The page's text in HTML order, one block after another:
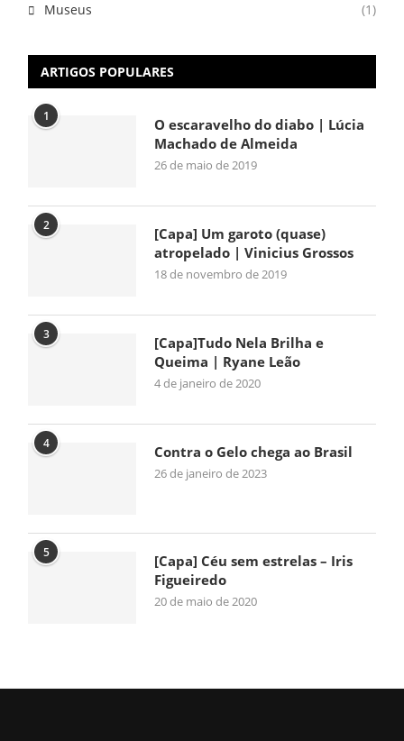
Museus (1)
ARTIGOS POPULARES
1
O escaravelho do diabo | Lúcia
Machado de Almeida
26 de maio de 2019
2
[Capa] Um garoto (quase)
atropelado | Vinicius Grossos
18 de novembro de 2019
3
[Capa]Tudo Nela Brilha e
Queima | Ryane Leão
4 de janeiro de 2020
4 Contra o Gelo chega ao Brasil
26 de janeiro de 2023
5
[Capa] Céu sem estrelas – Iris
Figueiredo
20 de maio de 2020